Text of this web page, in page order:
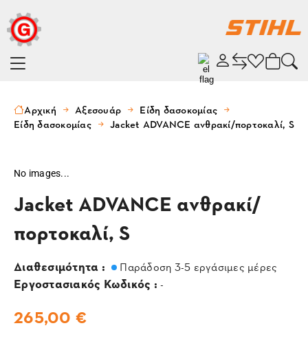
Αρχική Αξεσουάρ
Είδη δασοκομίας
Είδη δασοκομίας
Jacket ADVANCE ανθρακί/πορτοκαλί, S
No images...
Jacket ADVANCE ανθρακί/
πορτοκαλί, S
Διαθεσιμότητα : Παράδοση 3-5 εργάσιμες μέρες
Εργοστασιακός Κωδικός : -
265,00 €